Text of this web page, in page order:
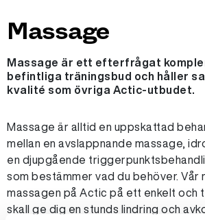
Massage
Massage är ett efterfrågat
befintliga träningsbud och håller
kvalité som övriga Actic-utbudet.
Massage är alltid en uppskattad
mellan en avslappnande massage,
en djupgående
som bestämmer vad du behöver. Vår
massagen på Actic på ett enkelt och
skall ge dig en stunds lindring och